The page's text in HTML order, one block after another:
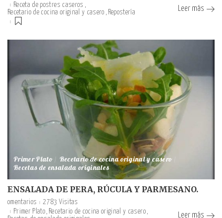
Receta de postres caseros
Recetario de cocina original y casero
Repostería Leer más
Primer Plato Recetario de cocina original y casero
Recetas de ensalada originales
ENSALADA DE PERA, RÚCULA Y PARMESANO.
omentarios
2783 Visitas
Primer Plato Recetario de cocina original y casero
Leer más